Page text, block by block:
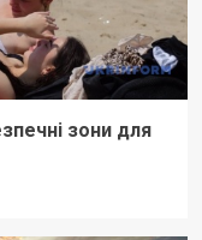
зони для